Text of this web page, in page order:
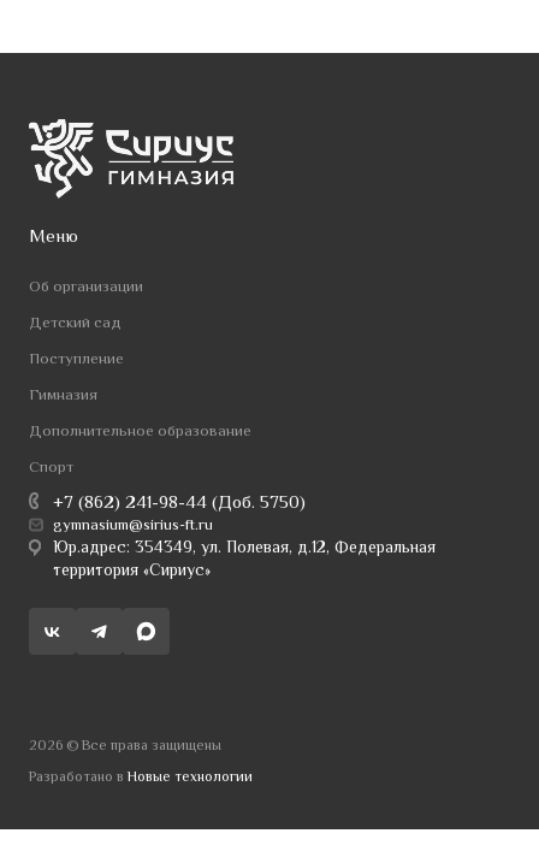
Меню
Об организации
Детский сад
Поступление
Гимназия
Дополнительное образование
Спорт
+7 (862) 241-98-44 (Доб. 5750)
gymnasium@sirius-ft.ru
Юр.адрес: 354349, ул. Полевая, д.12, Федеральная
территория «Сириус»
2026 © Все права защищены
Разработано в Новые технологии